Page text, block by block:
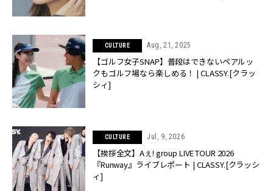
CULTURE Aug, 21, 2025
【ゴルフ女子SNAP】普段はできないペアルッ
クもゴルフ場なら楽しめる！ | CLASSY.[クラッ
シィ]
CULTURE Jul, 9, 2026
【挨拶全文】Aぇ! group LIVE TOUR 2026
『Runway』ライブレポート | CLASSY.[クラッシ
ィ]